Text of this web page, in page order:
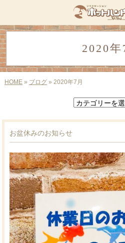
MENU
HOME
コンセプト
ご予約
ブログ
2020年
HOME» ブログ» 2020年7月
お盆休みのお知らせ